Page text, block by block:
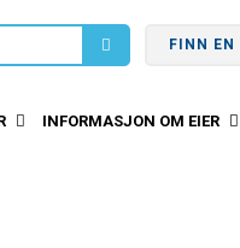
FINN EN
INFORMASJON OM EIER